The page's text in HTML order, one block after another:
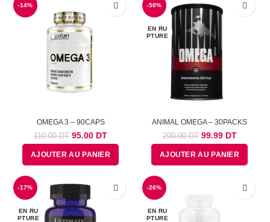
DT.
DT.
DT.
-14%
OMEGA 3 – 90CAPS
110.00DT Le
prix
initial
était :
95.00 DTLe
prix
actuel
est :
DT.
AJOUTER AU PANIER
-50%
EN RU
PTURE
ANIMAL OMEGA – 30PACKS
200.00DT Le
prix
initial
était :
99.99DTLe
prix
actuel
est :
DT.
AJOUTER AU PANIER
-17%
EN RU
PTURE
-26%
EN RU
PTURE